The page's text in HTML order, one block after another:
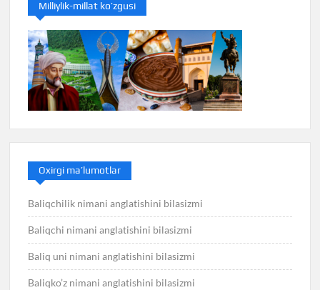
Milliylik-millat ko’zgusi
Oxirgi ma’lumotlar
Baliqchilik nimani anglatishini bilasizmi
Baliqchi nimani anglatishini bilasizmi
Baliq uni nimani anglatishini bilasizmi
Baliqko’z nimani anglatishini bilasizmi